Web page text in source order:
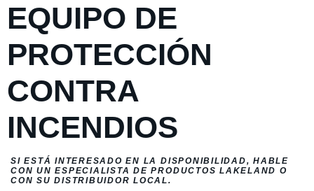
EQUIPO DE
PROTECCIÓN
CONTRA
INCENDIOS
SI ESTÁ INTERESADO EN LA DISPONIBILIDAD, HABLE
CON UN ESPECIALISTA DE PRODUCTOS LAKELAND O
CON SU DISTRIBUIDOR LOCAL.